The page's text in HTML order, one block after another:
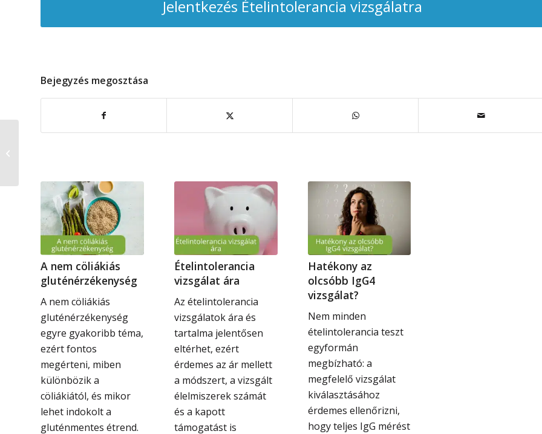
Jelentkezés Ételintolerancia vizsgálatra
Bejegyzés megosztása
A nem cöliákiás
gluténérzékenység
A nem cöliákiás
gluténérzékenység
egyre gyakoribb téma,
ezért fontos
megérteni, miben
különbözik a
cöliákiától, és mikor
lehet indokolt a
gluténmentes étrend.
Ételintolerancia
vizsgálat ára
Az ételintolerancia
vizsgálatok ára és
tartalma jelentősen
eltérhet, ezért
érdemes az ár mellett
a módszert, a vizsgált
élelmiszerek számát
és a kapott
támogatást is
Hatékony az
olcsóbb IgG4
vizsgálat?
Nem minden
ételintolerancia teszt
egyformán
megbízható: a
megfelelő vizsgálat
kiválasztásához
érdemes ellenőrizni,
hogy teljes IgG mérést
Mit jelent az
tejfehérjét”...